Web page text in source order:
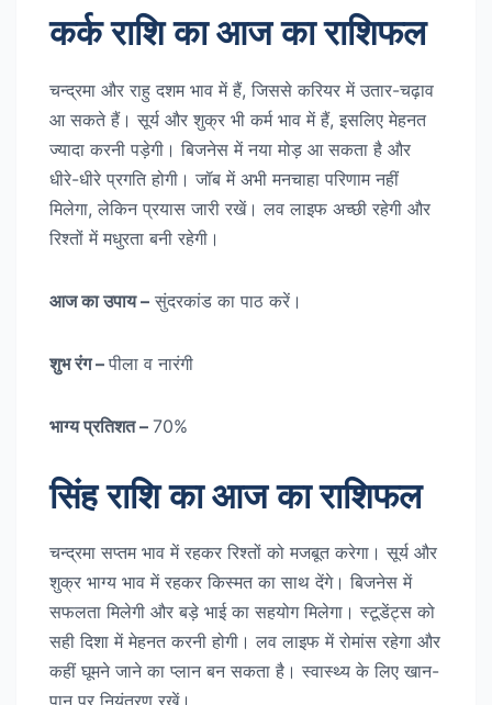
कर्क राशि का आज का राशिफल
चन्द्रमा और राहु दशम भाव में हैं, जिससे करियर में उतार-चढ़ाव
आ सकते हैं। सूर्य और शुक्र भी कर्म भाव में हैं, इसलिए मेहनत
ज्यादा करनी पड़ेगी। बिजनेस में नया मोड़ आ सकता है और
धीरे-धीरे प्रगति होगी। जॉब में अभी मनचाहा परिणाम नहीं
मिलेगा, लेकिन प्रयास जारी रखें। लव लाइफ अच्छी रहेगी और
रिश्तों में मधुरता बनी रहेगी।
आज का उपाय – सुंदरकांड का पाठ करें।
शुभ रंग – पीला व नारंगी
भाग्य प्रतिशत – 70%
सिंह राशि का आज का राशिफल
चन्द्रमा सप्तम भाव में रहकर रिश्तों को मजबूत करेगा। सूर्य और
शुक्र भाग्य भाव में रहकर किस्मत का साथ देंगे। बिजनेस में
सफलता मिलेगी और बड़े भाई का सहयोग मिलेगा। स्टूडेंट्स को
सही दिशा में मेहनत करनी होगी। लव लाइफ में रोमांस रहेगा और
कहीं घूमने जाने का प्लान बन सकता है। स्वास्थ्य के लिए खान-